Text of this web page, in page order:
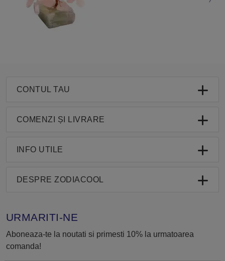
CONTUL TAU
COMENZI ȘI LIVRARE
INFO UTILE
DESPRE ZODIACOOL
URMARITI-NE
Aboneaza-te la noutati si primesti 10% la urmatoarea
comanda!